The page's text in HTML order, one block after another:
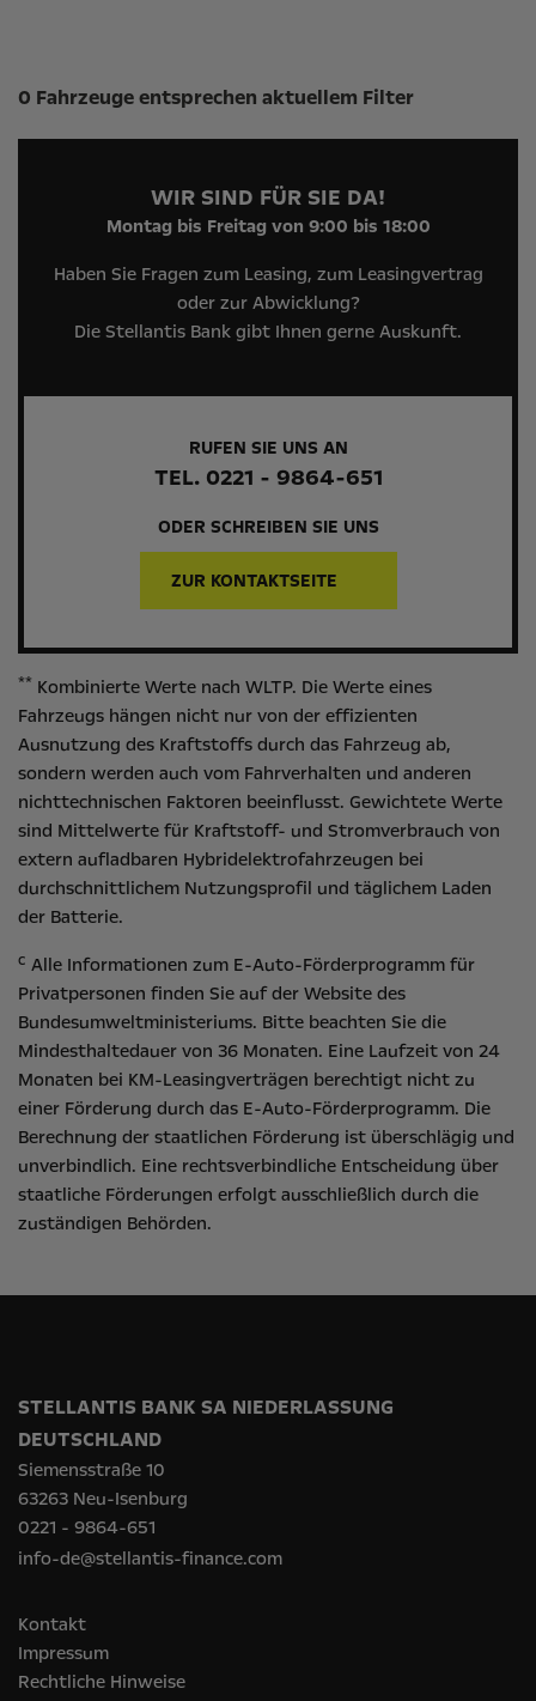
Suchergebnisse
0 Fahrzeuge entsprechen aktuellem Filter
WIR SIND FÜR SIE DA!
Montag bis Freitag von 9:00 bis 18:00
Haben Sie Fragen zum Leasing, zum Leasingvertrag
oder zur Abwicklung?
Die Stellantis Bank gibt Ihnen gerne Auskunft.
RUFEN SIE UNS AN
TEL. 0221 - 9864-651
ODER SCHREIBEN SIE UNS
ZUR KONTAKTSEITE
** Kombinierte Werte nach WLTP. Die Werte eines
Fahrzeugs hängen nicht nur von der effizienten
Ausnutzung des Kraftstoffs durch das Fahrzeug ab,
sondern werden auch vom Fahrverhalten und anderen
nichttechnischen Faktoren beeinflusst. Gewichtete Werte
sind Mittelwerte für Kraftstoff- und Stromverbrauch von
extern aufladbaren Hybridelektrofahrzeugen bei
durchschnittlichem Nutzungsprofil und täglichem Laden
der Batterie.
c Alle Informationen zum E-Auto-Förderprogramm für
Privatpersonen finden Sie auf der Website des
Bundesumweltministeriums. Bitte beachten Sie die
Mindesthaltedauer von 36 Monaten. Eine Laufzeit von 24
Monaten bei KM-Leasingverträgen berechtigt nicht zu
einer Förderung durch das E-Auto-Förderprogramm. Die
Berechnung der staatlichen Förderung ist überschlägig und
unverbindlich. Eine rechtsverbindliche Entscheidung über
staatliche Förderungen erfolgt ausschließlich durch die
zuständigen Behörden.
STELLANTIS BANK SA NIEDERLASSUNG
DEUTSCHLAND
Siemensstraße 10
63263 Neu-Isenburg
0221 - 9864-651
info-de@stellantis-finance.com
Kontakt
Impressum
Rechtliche Hinweise